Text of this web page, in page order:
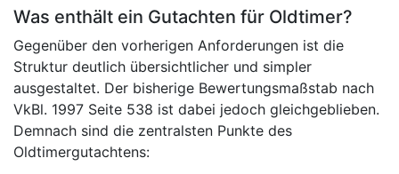
Was enthält ein Gutachten für Oldtimer?
Gegenüber den vorherigen Anforderungen ist die
Struktur deutlich übersichtlicher und simpler
ausgestaltet. Der bisherige Bewertungsmaßstab nach
VkBl. 1997 Seite 538 ist dabei jedoch gleichgeblieben.
Demnach sind die zentralsten Punkte des
Oldtimergutachtens: